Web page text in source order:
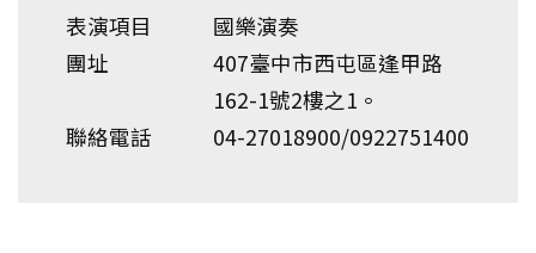
表演項目
國樂演奏
團址
407臺中市西屯區逢甲路
162-1號2樓之1。
聯絡電話
04-27018900/0922751400